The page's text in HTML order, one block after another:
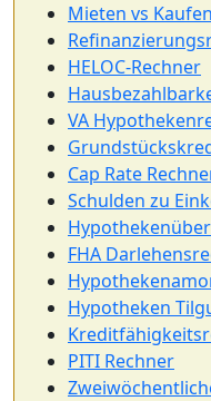
Mieten vs
HELOC-Rechner
VA
Cap Rate
Schulden zu
FHA
Hypotheken
PITI Rechner